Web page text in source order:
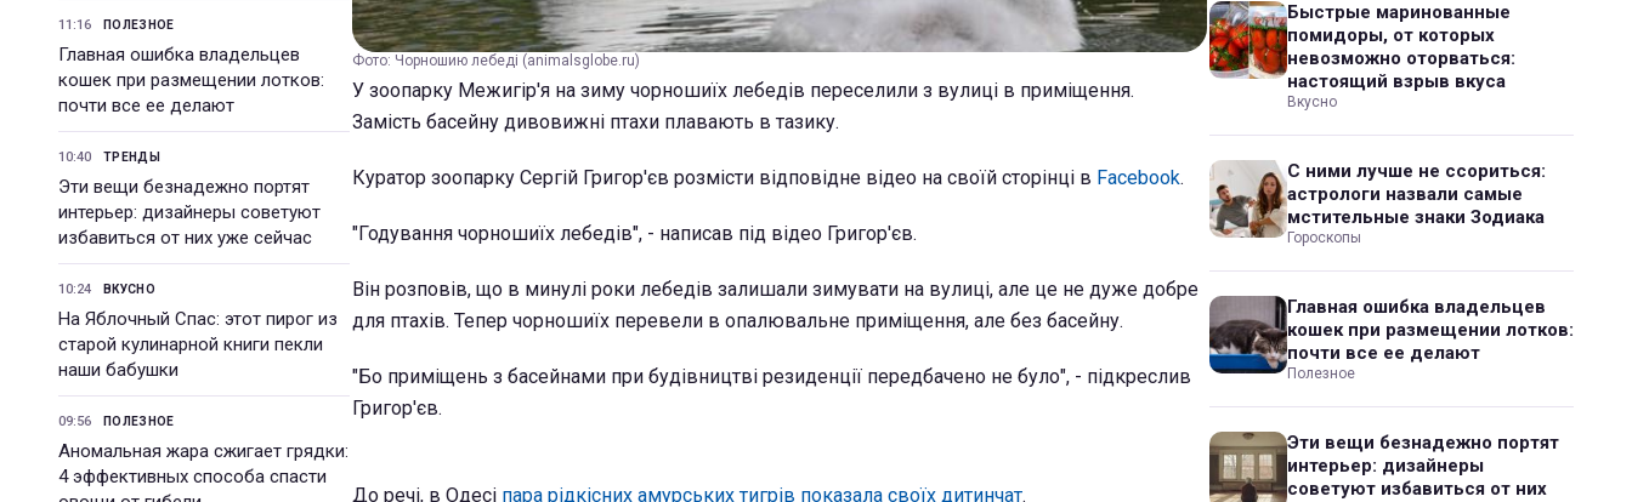
11:16 ПОЛЕЗНОЕ
Главная ошибка владельцев
кошек при размещении лотков:
почти все ее делают
10:40 ТРЕНДЫ
Эти вещи безнадежно портят
интерьер: дизайнеры советуют
избавиться от них уже сейчас
10:24 ВКУСНО
На Яблочный Спас: этот пирог из
старой кулинарной книги пекли
наши бабушки
09:56 ПОЛЕЗНОЕ
Аномальная жара сжигает грядки:
4 эффективных способа спасти
Фото: Чорношию лебеді (animalsglobe.ru)
У зоопарку Межигір'я на зиму чорношиїх лебедів переселили з вулиці в приміщення.
Замість басейну дивовижні птахи плавають в тазику.
Куратор зоопарку Сергій Григор'єв розмісти відповідне відео на своїй сторінці в Facebook.
"Годування чорношиїх лебедів", - написав під відео Григор'єв.
Він розповів, що в минулі роки лебедів залишали зимувати на вулиці, але це не дуже добре
для птахів. Тепер чорношиїх перевели в опалювальне приміщення, але без басейну.
"Бо приміщень з басейнами при будівництві резиденції передбачено не було", - підкреслив
Григор'єв.
До речі, в Одесі пара рідкісних амурських тигрів показала своїх дитинчат.
Быстрые маринованные
помидоры, от которых
невозможно оторваться:
настоящий взрыв вкуса
Вкусно
С ними лучше не ссориться:
астрологи назвали самые
мстительные знаки Зодиака
Гороскопы
Главная ошибка владельцев
кошек при размещении лотков:
почти все ее делают
Полезное
Эти вещи безнадежно портят
интерьер: дизайнеры
советуют избавиться от них